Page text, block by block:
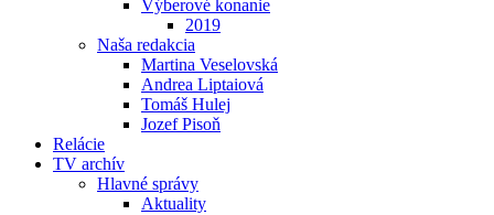
Výberové konanie
2019
Naša redakcia
Martina Veselovská
Andrea Liptaiová
Tomáš Hulej
Jozef Pisoň
Relácie
TV archív
Hlavné správy
Aktuality